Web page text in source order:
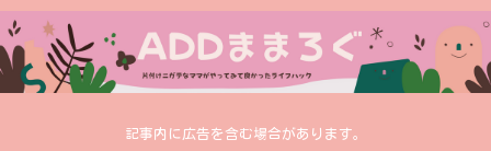
記事内に広告を含む場合があります。